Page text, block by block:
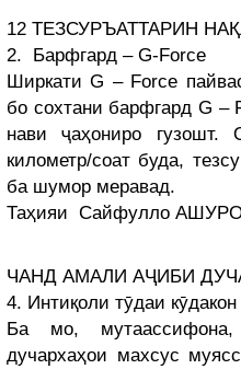
12 ТЕЗСУРЪАТТАРИН
2. Барфгард – G-Force
Ширкати G – Force
бо сохтани барфгард G –
нави ҷаҳониро
километр/соат буда,
ба шумор меравад.
Таҳияи Сайфулло
ЧАНД АМАЛИ АҶИБИ
4. Интиқоли тӯдаи
Ба мо,
дучархаҳои махсус